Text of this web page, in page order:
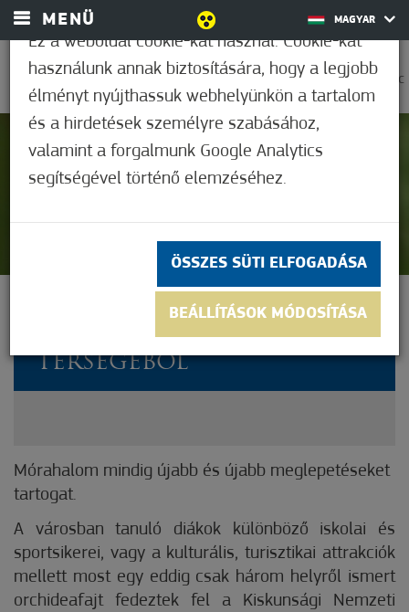
MENÜ MAGYAR
0
25,6°C
Nem értékelt
BOTANIKAI SZENZÁCIÓ
KERÜLT ELŐ MÓRAHALOM
TÉRSÉGÉBŐL
Mórahalom mindig újabb és újabb meglepetéseket
tartogat.
A városban tanuló diákok különböző iskolai és
sportsikerei, vagy a kulturális, turisztikai attrakciók
mellett most egy eddig csak három helyről ismert
orchideafajt fedeztek fel a Kiskunsági Nemzeti
Ez a weboldal cookie-kat használ. Cookie-kat
használunk annak biztosítására, hogy a legjobb
élményt nyújthassuk webhelyünkön a tartalom
és a hirdetések személyre szabásához,
valamint a forgalmunk Google Analytics
segítségével történő elemzéséhez.
ÖSSZES SÜTI ELFOGADÁSA
BEÁLLÍTÁSOK MÓDOSÍTÁSA